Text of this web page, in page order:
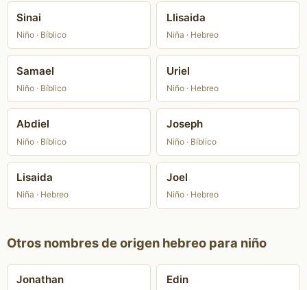
Sinai
Niño · Bíblico
Llisaida
Niña · Hebreo
Samael
Niño · Bíblico
Uriel
Niño · Hebreo
Abdiel
Niño · Bíblico
Joseph
Niño · Bíblico
Lisaida
Niña · Hebreo
Joel
Niño · Hebreo
Otros nombres de origen hebreo para niño
Jonathan Edin